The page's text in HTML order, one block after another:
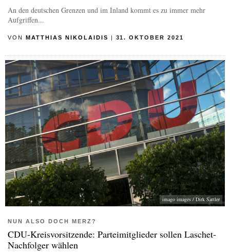
An den deutschen Grenzen und im Inland kommt es zu immer mehr
Aufgriffen...
VON MATTHIAS NIKOLAIDIS | 31. OKTOBER 2021
imago images / Dirk Sattler
NUN ALSO DOCH MERZ?
CDU-Kreisvorsitzende: Parteimitglieder sollen Laschet-
Nachfolger wählen